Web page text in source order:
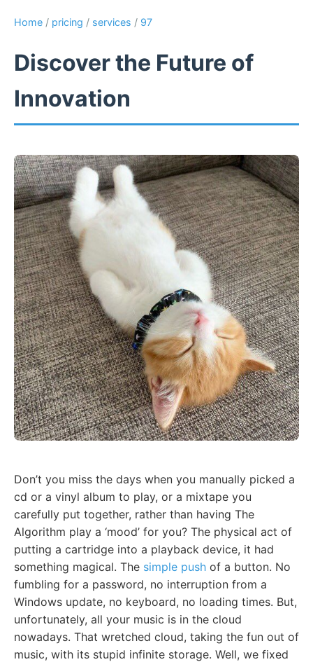
Home / pricing / services / 97
Discover the Future of
Innovation
Don’t you miss the days when you manually picked a
cd or a vinyl album to play, or a mixtape you
carefully put together, rather than having The
Algorithm play a ‘mood’ for you? The physical act of
putting a cartridge into a playback device, it had
something magical. The simple push of a button. No
fumbling for a password, no interruption from a
Windows update, no keyboard, no loading times. But,
unfortunately, all your music is in the cloud
nowadays. That wretched cloud, taking the fun out of
music, with its stupid infinite storage. Well, we fixed